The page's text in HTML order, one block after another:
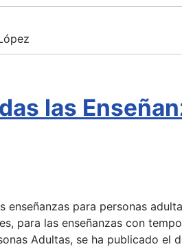
las
para personas
para las enseñanzas con
Adultas, se ha publicado el